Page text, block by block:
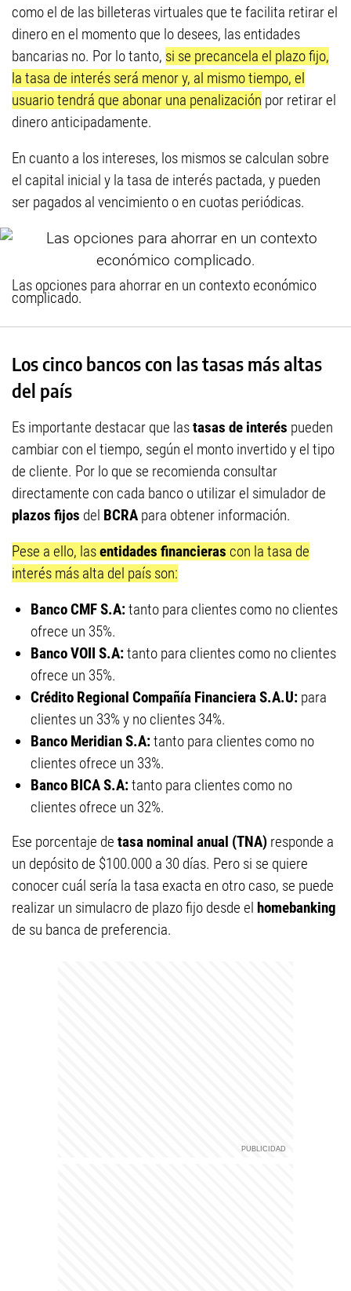
como el de las billeteras virtuales que te facilita retirar el
dinero en el momento que lo desees, las entidades
bancarias no. Por lo tanto, si se precancela el plazo fijo,
la tasa de interés será menor y, al mismo tiempo, el
usuario tendrá que abonar una penalización por retirar el
dinero anticipadamente.
En cuanto a los intereses, los mismos se calculan sobre
el capital inicial y la tasa de interés pactada, y pueden
ser pagados al vencimiento o en cuotas periódicas.
Las opciones para ahorrar en un contexto económico
complicado.
Los cinco bancos con las tasas más altas
del país
Es importante destacar que lastasas de interés pueden
cambiar con el tiempo, según el monto invertido y el tipo
de cliente. Por lo que se recomienda consultar
directamente con cada banco o utilizar el simulador de
plazos fijos del BCRA para obtener información.
Pese a ello, lasentidades financieras con la tasa de
interés más alta del país son:
Banco CMF S.A:tanto para clientes como no clientes
ofrece un 35%.
Banco VOII S.A:tanto para clientes como no clientes
ofrece un 35%.
Crédito Regional Compañía Financiera S.A.U: para
clientes un 33% y no clientes 34%.
Banco Meridian S.A:tanto para clientes como no
clientes ofrece un 33%.
Banco BICA S.A:tanto para clientes como no
clientes ofrece un 32%.
Ese porcentaje de tasa nominal anual (TNA) responde a
un depósito de $100.000 a 30 días. Pero si se quiere
conocer cuál sería la tasa exacta en otro caso, se puede
realizar un simulacro de plazo fijo desde el homebanking
de su banca de preferencia.